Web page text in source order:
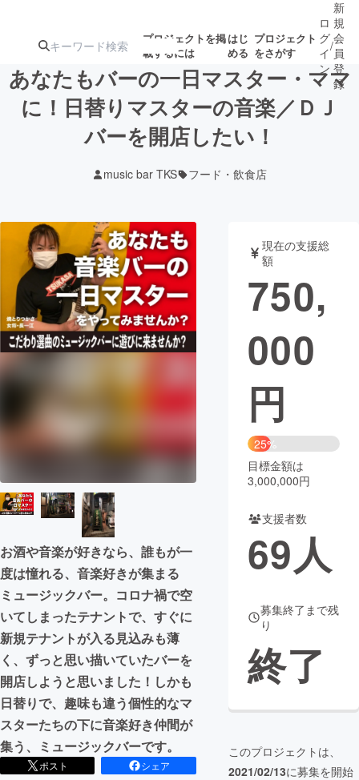
プロジェクトを掲
載するには
はじ
める
プロジェクト
をさがす
注目のリ 注目の新着プロ
ジェクト
募集終了が近いプ
テクノロジー・ガジェット
映像・映画 書籍・雑誌
ビジネス・起業 チャレンジ
まちづくり・地域活性化
CAMPFIRE for Social Good
CAMPFIRE Creation
CAMPFIREふるさと納税machi-ya コミュニティ
ロ
グ
イ
ン
/
新
規
会
員
登
録
あなたもバーの一日マスター・ママ
に！日替りマスターの音楽／ＤＪ
バーを開店したい！
music bar TKS フード・飲食店
お酒や音楽が好きなら、誰もが一
度は憧れる、音楽好きが集まる
ミュージックバー。コロナ禍で空
いてしまったテナントで、すぐに
新規テナントが入る見込みも薄
く、ずっと思い描いていたバーを
開店しようと思いました！しかも
日替りで、趣味も違う個性的なマ
スターたちの下に音楽好き仲間が
集う、ミュージックバーです。
ポスト
シェア
現在の支援総
額
750,
000
円
25%
目標金額は
3,000,000円
支援者数
69人
募集終了まで残
り
終了
このプロジェクトは、
2021/02/13に募集を開始